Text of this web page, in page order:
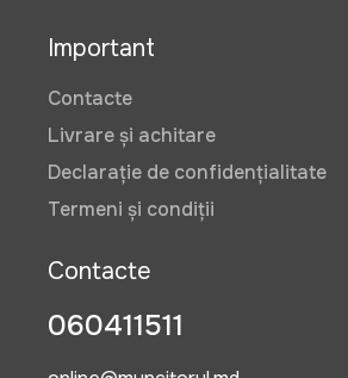
Important
Contacte
Livrare și achitare
Declarație de confidențialitate
Termeni și condiții
Contacte
060411511